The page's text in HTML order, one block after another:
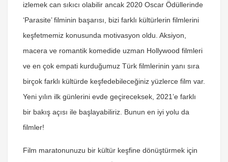
izlemek can sıkıcı olabilir ancak 2020 Oscar Ödüllerinde
‘Parasite’ filminin başarısı, bizi farklı kültürlerin filmlerini
keşfetmemiz konusunda motivasyon oldu. Aksiyon,
macera ve romantik komedide uzman Hollywood filmleri
ve en çok empati kurduğumuz Türk filmlerinin yanı sıra
birçok farklı kültürde keşfedebileceğiniz yüzlerce film var.
Yeni yılın ilk günlerini evde geçireceksek, 2021’e farklı
bir bakış açısı ile başlayabiliriz. Bunun en iyi yolu da
filmler!
Film maratonunuzu bir kültür keşfine dönüştürmek için